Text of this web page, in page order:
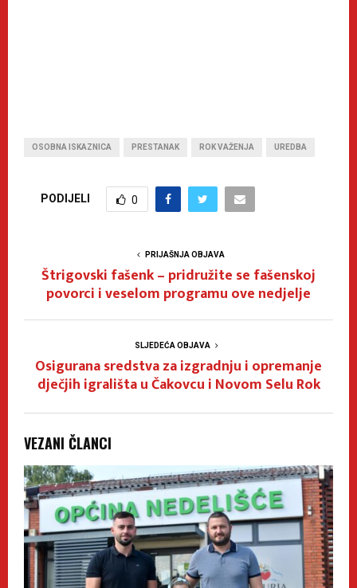
OSOBNA ISKAZNICA PRESTANAK ROK VAŽENJA UREDBA
PODIJELI 0
PRIJAŠNJA OBJAVA
Štrigovski fašenk – pridružite se fašenskoj
povorci i veselom programu ove nedjelje
SLJEDEĆA OBJAVA
Osigurana sredstva za izgradnju i opremanje
dječjih igrališta u Čakovcu i Novom Selu Rok
VEZANI ČLANCI